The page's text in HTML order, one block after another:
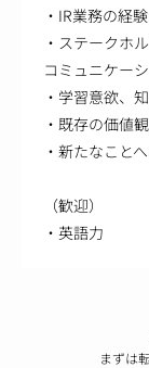
・IR業務の経
・ステークホ
コミュニケー
・学習意欲、
・既存の価値
・新たなこと
（歓迎）
・英語力
まずは